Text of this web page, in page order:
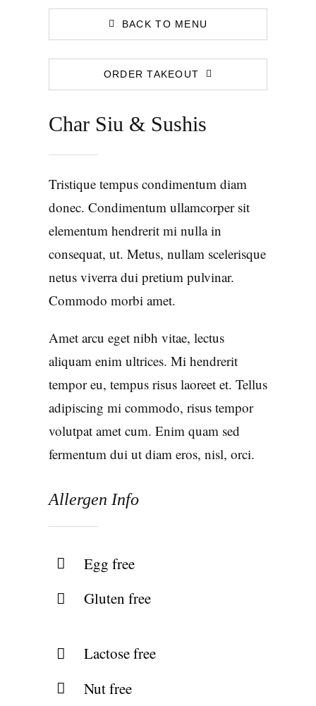
BACK TO MENU
ORDER TAKEOUT
Char Siu & Sushis
Tristique tempus condimentum diam
donec. Condimentum ullamcorper sit
elementum hendrerit mi nulla in
consequat, ut. Metus, nullam scelerisque
netus viverra dui pretium pulvinar.
Commodo morbi amet.
Amet arcu eget nibh vitae, lectus
aliquam enim ultrices. Mi hendrerit
tempor eu, tempus risus laoreet et. Tellus
adipiscing mi commodo, risus tempor
volutpat amet cum. Enim quam sed
fermentum dui ut diam eros, nisl, orci.
Allergen Info
Egg free
Gluten free
Lactose free
Nut free